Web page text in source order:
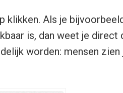
klikken. Als je
is, dan weet je direct
worden: mensen zien